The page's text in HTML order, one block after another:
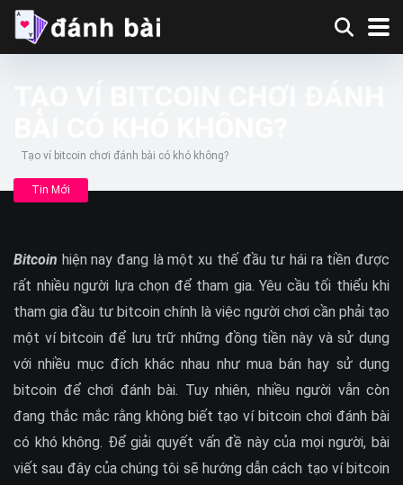
Tạo ví bitcoin chơi đánh bài có khó không?
Tin Mới
Bitcoin hiện nay đang là một xu thế đầu tư hái ra tiền được
rất nhiều người lựa chọn để tham gia. Yêu cầu tối thiểu khi
tham gia đầu tư bitcoin chính là việc người chơi cần phải tạo
một ví bitcoin để lưu trữ những đồng tiền này và sử dụng
với nhiều mục đích khác nhau như mua bán hay sử dụng
bitcoin để chơi đánh bài. Tuy nhiên, nhiều người vẫn còn
đang thắc mắc rằng không biết tạo ví bitcoin chơi đánh bài
có khó không. Để giải quyết vấn đề này của mọi người, bài
viết sau đây của chúng tôi sẽ hướng dẫn cách tạo ví bitcoin